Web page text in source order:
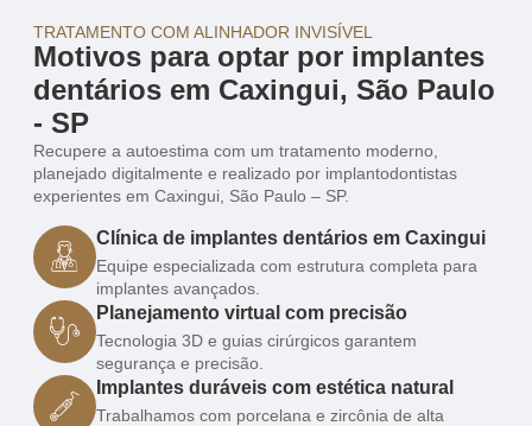
TRATAMENTO COM ALINHADOR INVISÍVEL
Motivos para optar por implantes
dentários em Caxingui, São Paulo
- SP
Recupere a autoestima com um tratamento moderno,
planejado digitalmente e realizado por implantodontistas
experientes em Caxingui, São Paulo – SP.
Clínica de implantes dentários em Caxingui
Equipe especializada com estrutura completa para
implantes avançados.
Planejamento virtual com precisão
Tecnologia 3D e guias cirúrgicos garantem
segurança e precisão.
Implantes duráveis com estética natural
Trabalhamos com porcelana e zircônia de alta